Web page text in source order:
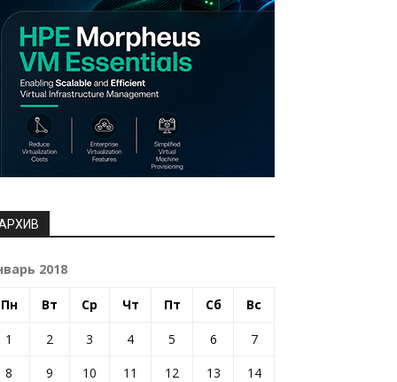
2018
Пн Вт Ср Чт Пт Сб Вс
1 2 3 4 5 6
7
8
9 10 11 12 13
14